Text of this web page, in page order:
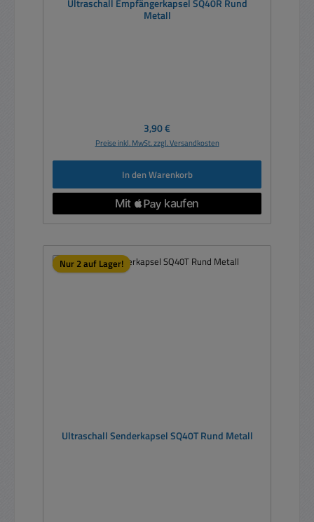
Ultraschall Empfängerkapsel SQ40R Rund
Metall
Regulärer Preis:
3,90 €
Preise inkl. MwSt. zzgl. Versandkosten
In den Warenkorb
Nur 2 auf Lager!
Ultraschall Senderkapsel SQ40T Rund Metall